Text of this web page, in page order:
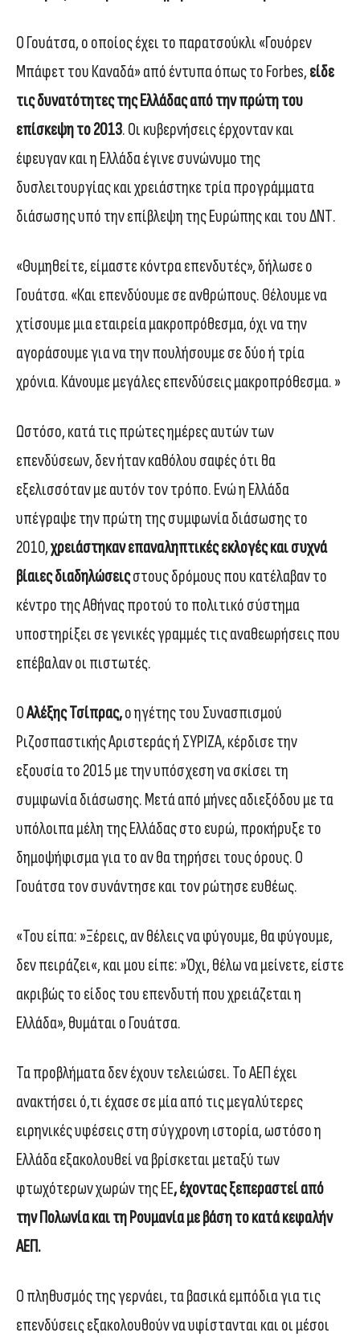
Ο Γουάτσα, ο οποίος έχει το παρατσούκλι «Γουόρεν
Μπάφετ του Καναδά» από έντυπα όπως το Forbes, είδε
τις δυνατότητες της Ελλάδας από την πρώτη του
επίσκεψη το 2013. Οι κυβερνήσεις έρχονταν και
έφευγαν και η Ελλάδα έγινε συνώνυμο της
δυσλειτουργίας και χρειάστηκε τρία προγράμματα
διάσωσης υπό την επίβλεψη της Ευρώπης και του ΔΝΤ.
«Θυμηθείτε, είμαστε κόντρα επενδυτές», δήλωσε ο
Γουάτσα. «Και επενδύουμε σε ανθρώπους. Θέλουμε να
χτίσουμε μια εταιρεία μακροπρόθεσμα, όχι να την
αγοράσουμε για να την πουλήσουμε σε δύο ή τρία
χρόνια. Κάνουμε μεγάλες επενδύσεις μακροπρόθεσμα. »
Ωστόσο, κατά τις πρώτες ημέρες αυτών των
επενδύσεων, δεν ήταν καθόλου σαφές ότι θα
εξελισσόταν με αυτόν τον τρόπο. Ενώ η Ελλάδα
υπέγραψε την πρώτη της συμφωνία διάσωσης το
2010,χρειάστηκαν επαναληπτικές εκλογές και συχνά
βίαιες διαδηλώσειςστους δρόμους που κατέλαβαν το
κέντρο της Αθήνας προτού το πολιτικό σύστημα
υποστηρίξει σε γενικές γραμμές τις αναθεωρήσεις που
επέβαλαν οι πιστωτές.
ΟΑλέξης Τσίπρας,ο ηγέτης του Συνασπισμού
Ριζοσπαστικής Αριστεράς ή ΣΥΡΙΖΑ, κέρδισε την
εξουσία το 2015 με την υπόσχεση να σκίσει τη
συμφωνία διάσωσης. Μετά από μήνες αδιεξόδου με τα
υπόλοιπα μέλη της Ελλάδας στο ευρώ, προκήρυξε το
δημοψήφισμα για το αν θα τηρήσει τους όρους. Ο
Γουάτσα τον συνάντησε και τον ρώτησε ευθέως.
«Του είπα: »Ξέρεις, αν θέλεις να φύγουμε, θα φύγουμε,
δεν πειράζει«, και μου είπε: »Όχι, θέλω να μείνετε, είστε
ακριβώς το είδος του επενδυτή που χρειάζεται η
Ελλάδα», θυμάται ο Γουάτσα.
Τα προβλήματα δεν έχουν τελειώσει. Το ΑΕΠ έχει
ανακτήσει ό,τι έχασε σε μία από τις μεγαλύτερες
ειρηνικές υφέσεις στη σύγχρονη ιστορία, ωστόσο η
Ελλάδα εξακολουθεί να βρίσκεται μεταξύ των
φτωχότερων χωρών της ΕΕ, έχοντας ξεπεραστεί από
την Πολωνία και τη Ρουμανία με βάση το κατά κεφαλήν
ΑΕΠ.
Ο πληθυσμός της γερνάει, τα βασικά εμπόδια για τις
επενδύσεις εξακολουθούν να υφίστανται και οι μέσοι